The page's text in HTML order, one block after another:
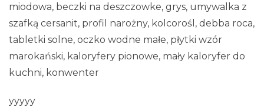
miodowa, beczki na deszczowke, grys, umywalka z
szafką cersanit, profil narożny, kolcorośl, debba roca,
tabletki solne, oczko wodne małe, płytki wzór
marokański, kaloryfery pionowe, mały kaloryfer do
kuchni, konwenter
yyyyy